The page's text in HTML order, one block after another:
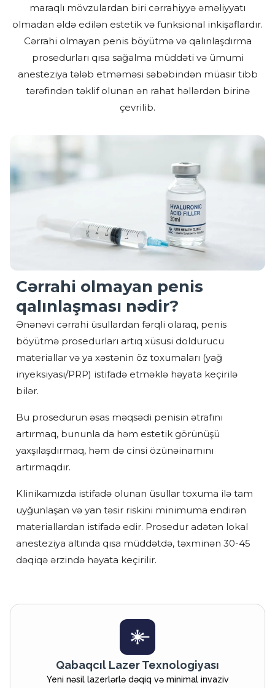
maraqlı mövzulardan biri cərrahiyyə əməliyyatı
olmadan əldə edilən estetik və funksional inkişaflardır.
Cərrahi olmayan penis böyütmə və qalınlaşdırma
prosedurları qısa sağalma müddəti və ümumi
anesteziya tələb etməməsi səbəbindən müasir tibb
tərəfindən təklif olunan ən rahat həllərdən birinə
çevrilib.
Cərrahi olmayan penis
qalınlaşması nədir?
Ənənəvi cərrahi üsullardan fərqli olaraq, penis
böyütmə prosedurları artıq xüsusi doldurucu
materiallar və ya xəstənin öz toxumaları (yağ
inyeksiyası/PRP) istifadə etməklə həyata keçirilə
bilər.
Bu prosedurun əsas məqsədi penisin ətrafını
artırmaq, bununla da həm estetik görünüşü
yaxşılaşdırmaq, həm də cinsi özünəinamını
artırmaqdır.
Klinikamızda istifadə olunan üsullar toxuma ilə tam
uyğunlaşan və yan təsir riskini minimuma endirən
materiallardan istifadə edir. Prosedur adətən lokal
anesteziya altında qısa müddətdə, təxminən 30-45
dəqiqə ərzində həyata keçirilir.
Qabaqcıl Lazer Texnologiyası
Yeni nəsil lazerlərlə dəqiq və minimal invaziv